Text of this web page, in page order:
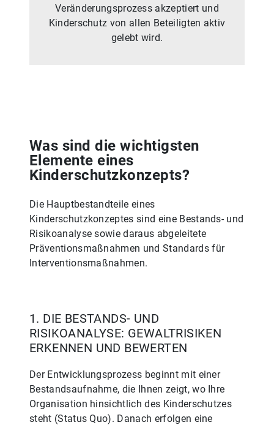
Veränderungsprozess akzeptiert und
Kinderschutz von allen Beteiligten aktiv
gelebt wird.
Was sind die wichtigsten
Elemente eines
Kinderschutzkonzepts?
Die Hauptbestandteile eines
Kinderschutzkonzeptes sind eine Bestands- und
Risikoanalyse sowie daraus abgeleitete
Präventionsmaßnahmen und Standards für
Interventionsmaßnahmen.
1. DIE BESTANDS- UND
RISIKOANALYSE: GEWALTRISIKEN
ERKENNEN UND BEWERTEN
Der Entwicklungsprozess beginnt mit einer
Bestandsaufnahme, die Ihnen zeigt, wo Ihre
Organisation hinsichtlich des Kinderschutzes
steht (Status Quo). Danach erfolgen eine